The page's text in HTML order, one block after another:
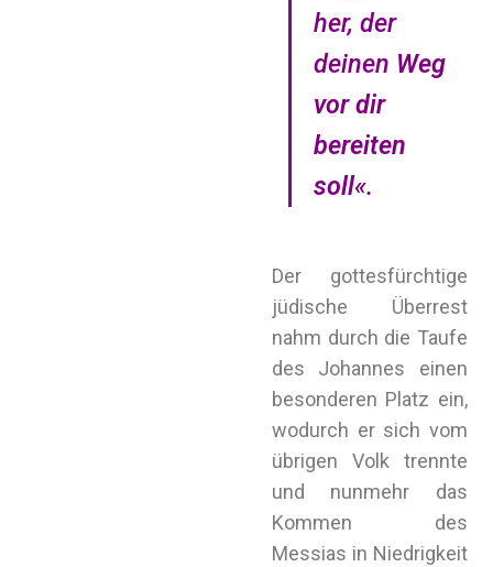
her, der
deinen Weg
vor dir
bereiten
soll«.
Der gottesfürchtige
jüdische Überrest
nahm durch die Taufe
des Johannes einen
besonderen Platz ein,
wodurch er sich vom
übrigen Volk trennte
und nunmehr das
Kommen des
Messias in Niedrigkeit